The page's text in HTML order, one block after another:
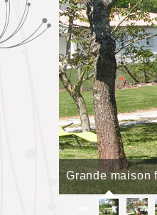
Grande maison